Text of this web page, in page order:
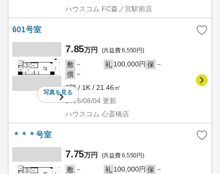
ハウスコム FC森ノ宮駅前店
601号室
写真を見る
7.85万円 (共益費 6,550円)
敷 － 礼 100,000円 保 －
償 －
6階 / 1K / 21.46㎡
2026/08/04 更新
ハウスコム 心斎橋店
＊＊＊号室
7.75万円 (共益費 6,550円)
敷 － 礼 100,000円 保 －